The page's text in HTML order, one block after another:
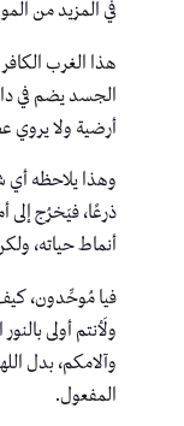
في المزيد من
هذا الغرب
الجسد يضم في
أرضية ولا يروي
وهذا يلاحظه
ذرعًا، فيَخرُج إلى
أنماط حياته،
فيا مُوحِّدون، كيف
ولَأنتم أولى
وآلامكم، بدل
المفعول.